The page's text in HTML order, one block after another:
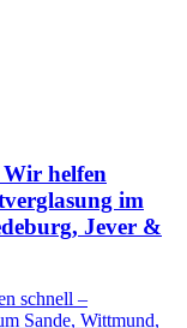
helfen
im
Jever &
schnell –
Sande, Wittmund,